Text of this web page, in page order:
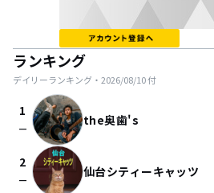
ランキング
デイリーランキング・ 2026/08/10付
1
check_indeterminate_small the奥歯's
2
check_indeterminate_small 仙台シティーキャッツ